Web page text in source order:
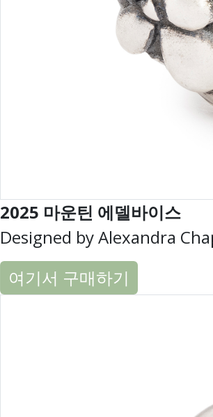
2025 마운틴 에델바이스
Designed by Alexandra
여기서 구매하기